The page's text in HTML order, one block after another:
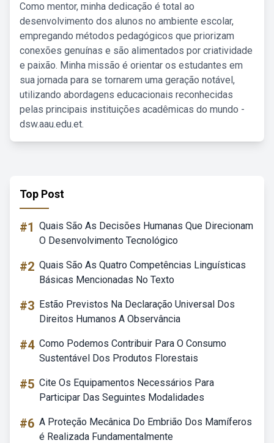
Como mentor, minha dedicação é total ao
desenvolvimento dos alunos no ambiente escolar,
empregando métodos pedagógicos que priorizam
conexões genuínas e são alimentados por criatividade
e paixão. Minha missão é orientar os estudantes em
sua jornada para se tornarem uma geração notável,
utilizando abordagens educacionais reconhecidas
pelas principais instituições acadêmicas do mundo -
dsw.aau.edu.et.
Top Post
#1 Quais São As Decisões Humanas Que Direcionam
O Desenvolvimento Tecnológico
#2 Quais São As Quatro Competências Linguísticas
Básicas Mencionadas No Texto
#3 Estão Previstos Na Declaração Universal Dos
Direitos Humanos A Observância
#4 Como Podemos Contribuir Para O Consumo
Sustentável Dos Produtos Florestais
#5 Cite Os Equipamentos Necessários Para
Participar Das Seguintes Modalidades
#6 A Proteção Mecânica Do Embrião Dos Mamíferos
é Realizada Fundamentalmente